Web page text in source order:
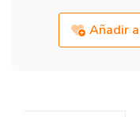
Añadir